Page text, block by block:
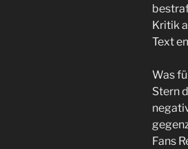
Kritik
Text
Was
Stern
Fans